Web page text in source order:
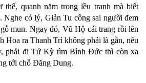
thế, quanh năm trong lều tranh mà biết
Nghe có lý, Giản Tu công sai người đem
mun. Ngay đó, Vũ Hộ cải trang rồi lên
Hoa ra Thanh Trì không phải là gần, nếu
phải đi Tứ Kỳ tìm Bỉnh Đức thì còn xa
tới chỗ Đăng Dung.